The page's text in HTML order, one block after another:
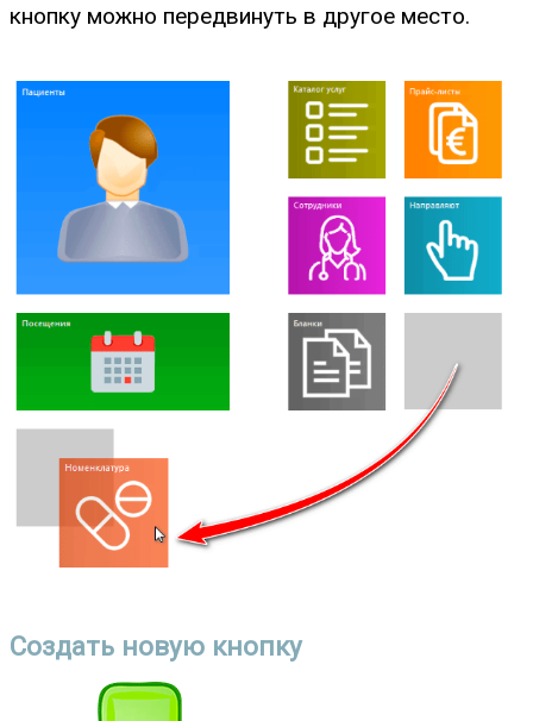
кнопку можно передвинуть в другое место.
Создать новую кнопку